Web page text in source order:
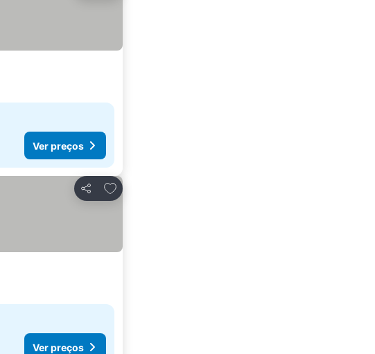
Ver preços
Partilhar
Adicionar aos favoritos
Ver preços